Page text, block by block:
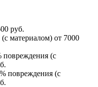
руб.
материалом) от 7000
повреждения (с
повреждения (с